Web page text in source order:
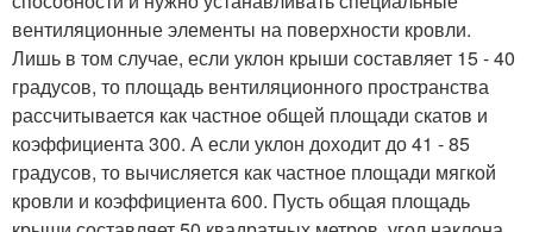
вентиляционные элементы на поверхности кровли.
Лишь в том случае, если уклон крыши составляет 15 - 40
градусов, то площадь вентиляционного пространства
рассчитывается как частное общей площади скатов и
коэффициента 300. А если уклон доходит до 41 - 85
градусов, то вычисляется как частное площади мягкой
кровли и коэффициента 600. Пусть общая площадь